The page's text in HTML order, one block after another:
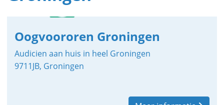
Oogvoororen Groningen
Audicien aan huis in heel Groningen
9711JB, Groningen